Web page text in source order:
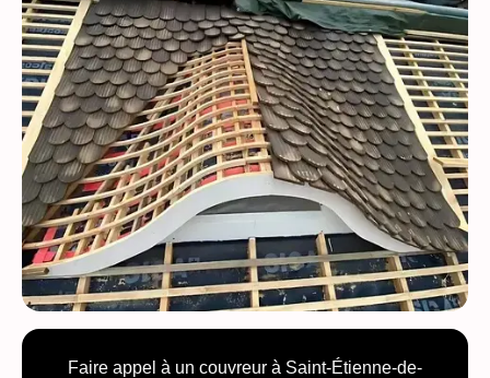
Faire appel à un couvreur à Saint-Étienne-de-